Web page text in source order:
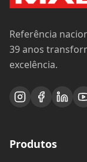
Referência
39 anos
excelência.
Produtos